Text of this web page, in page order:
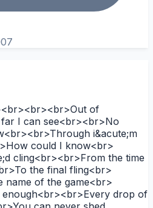
of
I can see<br><br>No
i&acute;m
could I know<br>
cling<br><br>From the time
the final fling<br>
name of the game<br>
drop of